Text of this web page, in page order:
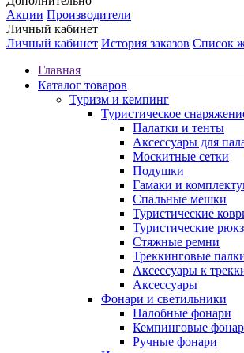
Акции Производители
Личный кабинет
Личный кабинет История заказов Список
Главная
Каталог товаров
Туризм и кемпинг
Туристическое
Палатки и тенты
Аксессуары для
Москитные сетки
Подушки
Гамаки и
Спальные мешки
Туристические
Туристические
Стяжные ремни
Треккинговые
Аксессуары к
Аксессуары
Фонари и светильники
Налобные фонари
Кемпинговые
Ручные фонари